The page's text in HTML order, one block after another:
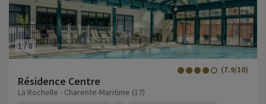
1/8
Résidence Centre
(7.9/10)
La Rochelle - Charente-Maritime (17)